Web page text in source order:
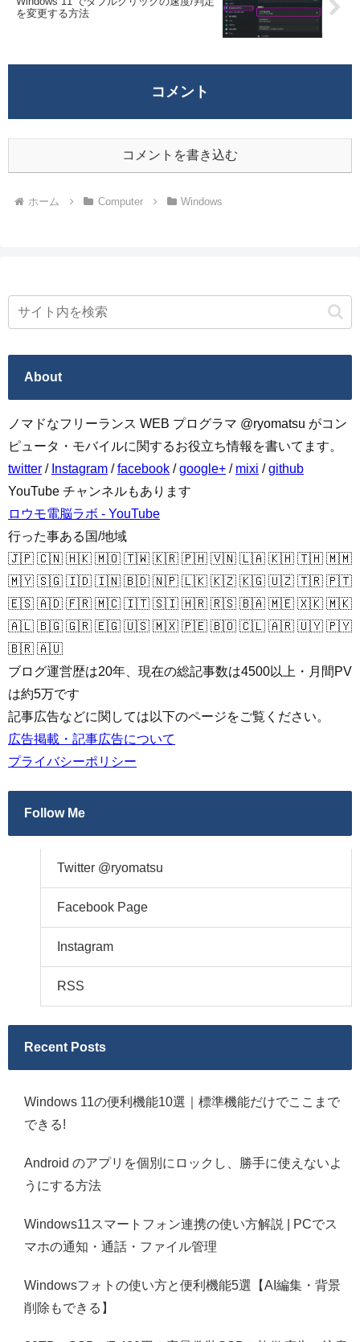
を変更する方法
コメント
コメントを書き込む
ホーム Computer Windows
About
ノマドなフリーランス WEB プログラマ @ryomatsu がコン
ピュータ・モバイルに関するお役立ち情報を書いてます。
twitter / Instagram /facebook /google+ / mixi /github
YouTube チャンネルもあります
ロウモ電脳ラボ - YouTube
行った事ある国/地域
🇯🇵 🇨🇳 🇭🇰 🇲🇴 🇹🇼 🇰🇷 🇵🇭 🇻🇳 🇱🇦 🇰🇭 🇹🇭 🇲🇲
🇲🇾 🇸🇬 🇮🇩 🇮🇳 🇧🇩 🇳🇵 🇱🇰 🇰🇿 🇰🇬 🇺🇿 🇹🇷 🇵🇹
🇪🇸 🇦🇩 🇫🇷 🇲🇨 🇮🇹 🇸🇮 🇭🇷 🇷🇸 🇧🇦 🇲🇪 🇽🇰 🇲🇰
🇦🇱 🇧🇬 🇬🇷 🇪🇬 🇺🇸 🇲🇽 🇵🇪 🇧🇴 🇨🇱 🇦🇷 🇺🇾 🇵🇾
🇧🇷 🇦🇺
ブログ運営歴は20年、現在の総記事数は4500以上・月間PV
は約5万です
記事広告などに関しては以下のページをご覧ください。
広告掲載・記事広告について
プライバシーポリシー
Follow Me
Twitter @ryomatsu
Facebook Page
Instagram
RSS
Recent Posts
Windows 11の便利機能10選｜標準機能だけでここまで
できる!
Android のアプリを個別にロックし、勝手に使えないよ
うにする方法
Windows11スマートフォン連携の使い方解説 | PCでス
マホの通知・通話・ファイル管理
Windowsフォトの使い方と便利機能5選【AI編集・背景
削除もできる】